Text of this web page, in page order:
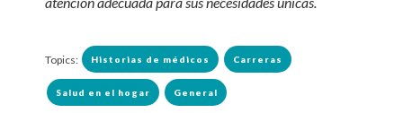
Topics: Historias de médicos Carreras
Salud en el hogar General